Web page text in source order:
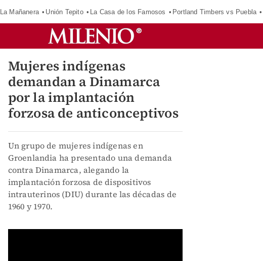
La Mañanera Unión Tepito La Casa de los Famosos Portland Timbers vs Puebla
Mujeres indígenas
demandan a Dinamarca
por la implantación
forzosa de anticonceptivos
Un grupo de mujeres indígenas en
Groenlandia ha presentado una demanda
contra Dinamarca, alegando la
implantación forzosa de dispositivos
intrauterinos (DIU) durante las décadas de
1960 y 1970.